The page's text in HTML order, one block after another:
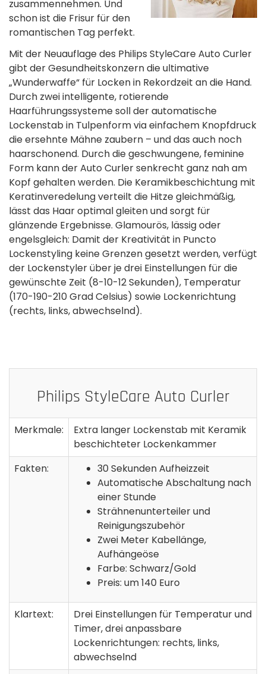
zusammennehmen. Und
schon ist die Frisur für den
romantischen Tag perfekt.
Mit der Neuauflage des Philips StyleCare Auto Curler
gibt der Gesundheitskonzern die ultimative
„Wunderwaffe“ für Locken in Rekordzeit an die Hand.
Durch zwei intelligente, rotierende
Haarführungssysteme soll der automatische
Lockenstab in Tulpenform via einfachem Knopfdruck
die ersehnte Mähne zaubern – und das auch noch
haarschonend. Durch die geschwungene, feminine
Form kann der Auto Curler senkrecht ganz nah am
Kopf gehalten werden. Die Keramikbeschichtung mit
Keratinveredelung verteilt die Hitze gleichmäßig,
lässt das Haar optimal gleiten und sorgt für
glänzende Ergebnisse. Glamourös, lässig oder
engelsgleich: Damit der Kreativität in Puncto
Lockenstyling keine Grenzen gesetzt werden, verfügt
der Lockenstyler über je drei Einstellungen für die
gewünschte Zeit (8-10-12 Sekunden), Temperatur
(170-190-210 Grad Celsius) sowie Lockenrichtung
(rechts, links, abwechselnd).
Philips StyleCare Auto Curler
Merkmale:
Extra langer Lockenstab mit Keramik
beschichteter Lockenkammer
Fakten:
30 Sekunden Aufheizzeit
Automatische Abschaltung nach
einer Stunde
Strähnenunterteiler und
Reinigungszubehör
Zwei Meter Kabellänge,
Aufhängeöse
Farbe: Schwarz/Gold
Preis: um 140 Euro
Klartext:
Drei Einstellungen für Temperatur und
Timer, drei anpassbare
Lockenrichtungen: rechts, links,
abwechselnd